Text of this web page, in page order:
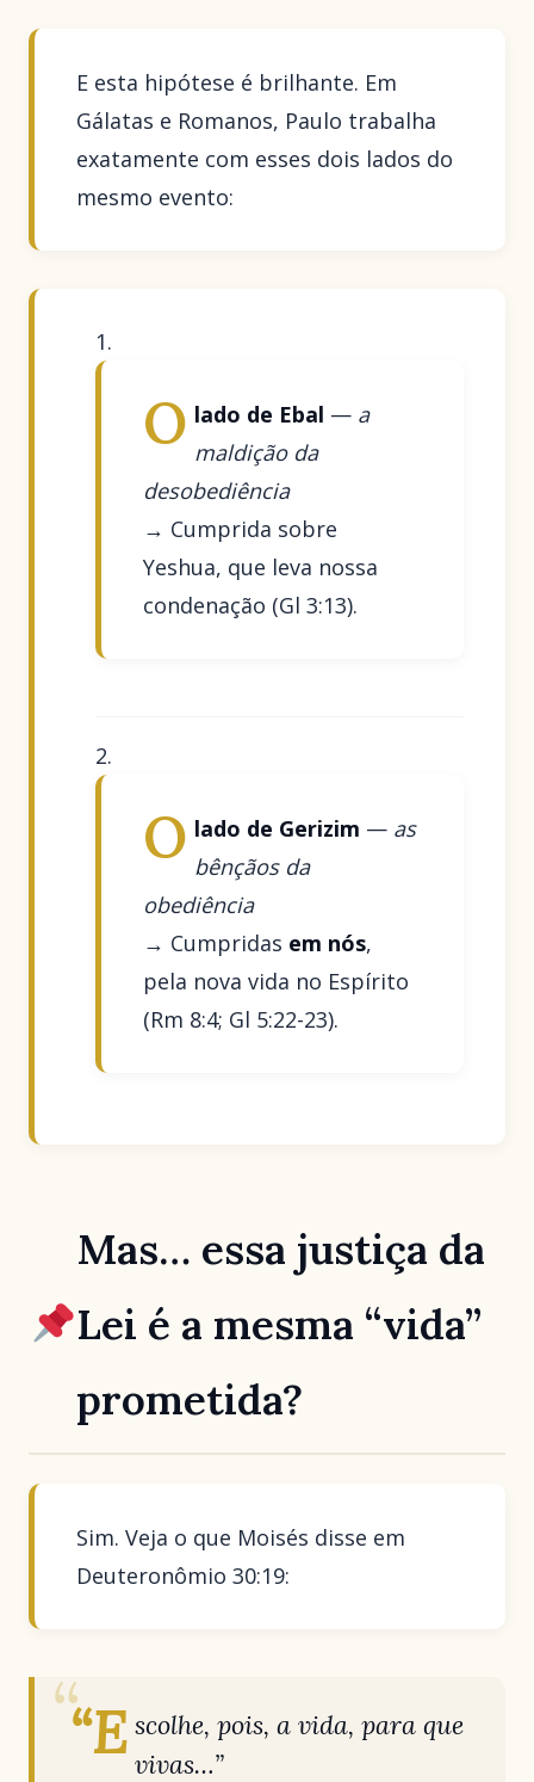
E esta hipótese é brilhante. Em
Gálatas e Romanos, Paulo trabalha
exatamente com esses dois lados do
mesmo evento:
O lado de Ebal — a
maldição da
desobediência
→ Cumprida sobre
Yeshua, que leva nossa
condenação (Gl 3:13).
O lado de Gerizim — as
bênçãos da
obediência
→ Cumpridas em nós,
pela nova vida no Espírito
(Rm 8:4; Gl 5:22-23).
Mas… essa justiça da
Lei é a mesma “vida”
prometida?
Sim. Veja o que Moisés disse em
Deuteronômio 30:19:
“E scolhe, pois, a vida, para que
vivas…”